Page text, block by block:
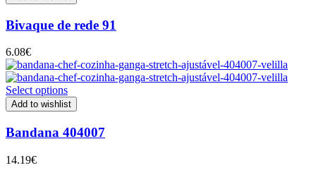
Bivaque de rede 91
6.08€
Select options
Add to wishlist
Bandana 404007
14.19€